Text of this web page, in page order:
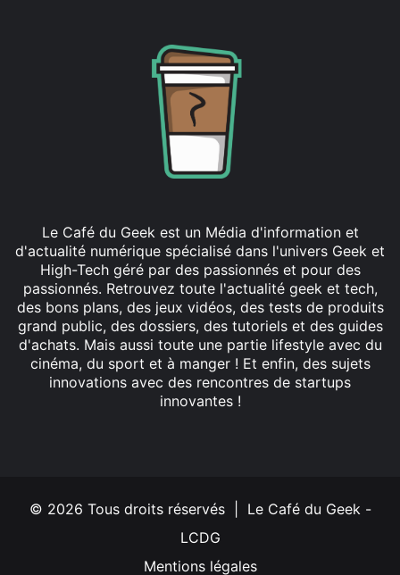
Le Café du Geek est un Média d'information et
d'actualité numérique spécialisé dans l'univers Geek et
High-Tech géré par des passionnés et pour des
passionnés. Retrouvez toute l'actualité geek et tech,
des bons plans, des jeux vidéos, des tests de produits
grand public, des dossiers, des tutoriels et des guides
d'achats. Mais aussi toute une partie lifestyle avec du
cinéma, du sport et à manger ! Et enfin, des sujets
innovations avec des rencontres de startups
innovantes !
© 2026 Tous droits réservés | Le Café du Geek -
LCDG
Mentions légales